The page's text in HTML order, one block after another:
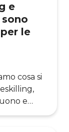
sulla
e
le
cosa si
e
leve